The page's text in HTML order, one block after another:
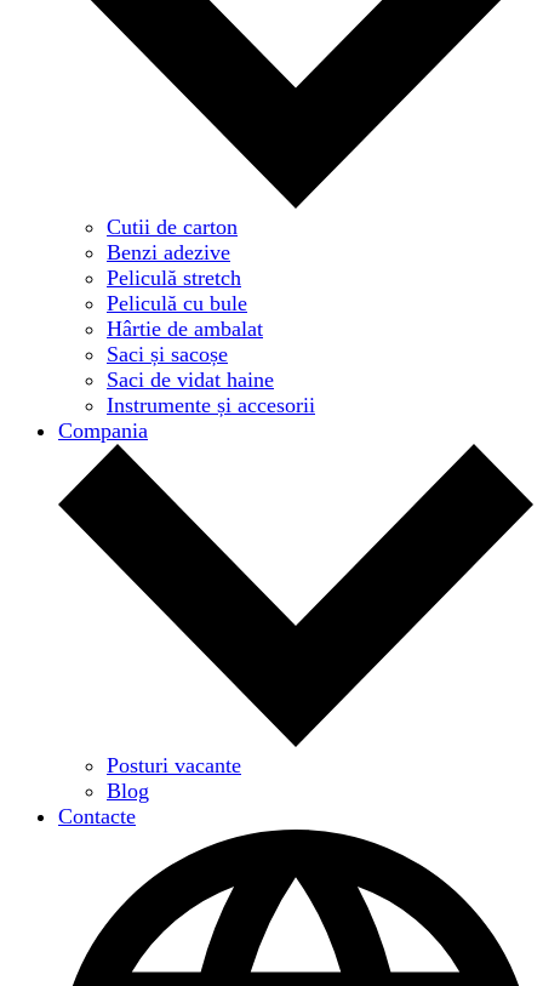
Cutii de carton
Benzi adezive
Peliculă stretch
Peliculă cu bule
Hârtie de ambalat
Saci și sacoșe
Saci de vidat haine
Instrumente și accesorii
Compania
Posturi vacante
Blog
Contacte